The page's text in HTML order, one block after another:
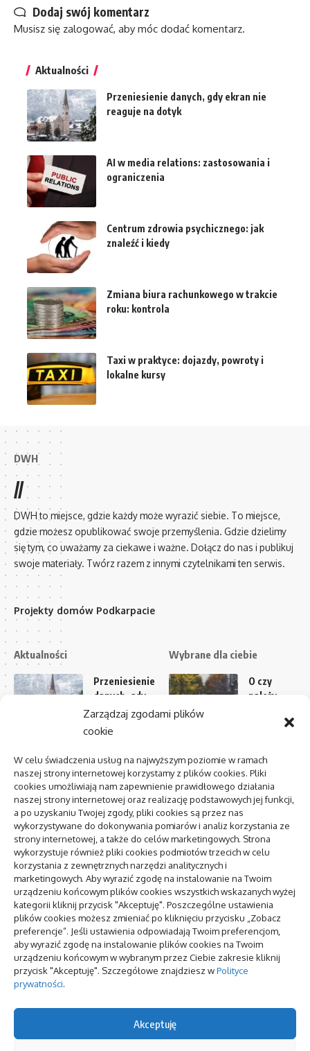
Zarządzaj zgodami plików
cookie
W celu świadczenia usług na najwyższym poziomie w ramach
naszej strony internetowej korzystamy z plików cookies. Pliki
cookies umożliwiają nam zapewnienie prawidłowego działania
naszej strony internetowej oraz realizację podstawowych jej funkcji,
a po uzyskaniu Twojej zgody, pliki cookies są przez nas
wykorzystywane do dokonywania pomiarów i analiz korzystania ze
strony internetowej, a także do celów marketingowych. Strona
wykorzystuje również pliki cookies podmiotów trzecich w celu
korzystania z zewnętrznych narzędzi analitycznych i
marketingowych. Aby wyrazić zgodę na instalowanie na Twoim
urządzeniu końcowym plików cookies wszystkich wskazanych wyżej
kategorii kliknij przycisk "Akceptuję". Poszczególne ustawienia
plików cookies możesz zmieniać po kliknięciu przycisku „Zobacz
preferencje”. Jeśli ustawienia odpowiadają Twoim preferencjom,
aby wyrazić zgodę na instalowanie plików cookies na Twoim
urządzeniu końcowym w wybranym przez Ciebie zakresie kliknij
przycisk "Akceptuję". Szczegółowe znajdziesz wPolityce
prywatności.
Akceptuję
Dodaj swój komentarz
Musisz się zalogować, aby móc dodać komentarz.
Aktualności
Przeniesienie danych, gdy ekran nie
reaguje na dotyk
AI w media relations: zastosowania i
ograniczenia
Centrum zdrowia psychicznego: jak
znaleźć i kiedy
Zmiana biura rachunkowego w trakcie
roku: kontrola
Taxi w praktyce: dojazdy, powroty i
lokalne kursy
DWH
//
DWH to miejsce, gdzie każdy może wyrazić siebie. To miejsce,
gdzie możesz opublikować swoje przemyślenia. Gdzie dzielimy
się tym, co uważamy za ciekawe i ważne. Dołącz do nas i publikuj
swoje materiały. Twórz razem z innymi czytelnikami ten serwis.
Projekty domów Podkarpacie
Aktualności
Przeniesienie
danych, gdy
ekran nie
reaguje na
AI w media
relations:
zastosowania
i
ograniczenia
Centrum
zdrowia
psychicznego:
jak znaleźć i
kiedy
pozycjonowanie lokalne
Wybrane dla ciebie
O czy
należy
Jakie jest
wanien
w przemyśle
Dlaczego
wynająć
kamper na
wakacyjny
wyjazd
To się teraz czyta
Przeniesienie danych, gdy ekran nie reaguje